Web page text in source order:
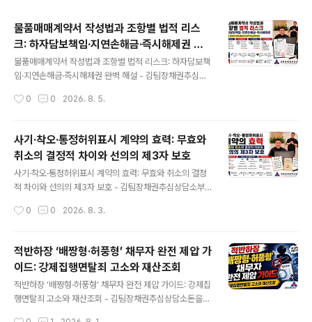
물품매매계약서 작성법과 조항별 법적 리스
크: 하자담보책임·지연손해금·즉시해제권 완
벽 해설
물품매매계약서 작성법과 조항별 법적 리스크: 하자담보책
임·지연손해금·즉시해제권 완벽 해설 - 김팀장채권추심상
서 한 줄이 미수금 발생 이후의 대응을 바꿉니다.품명과 수
가 적지 않습니다.인터넷에서 내려받은 물품매매계약서에
빈칸만 채웠다고 거래 위험이 사라지는 것도 아닙니다. 조
항의 의미를 이해하지 못한 상태에서 서명하면 매도인과
매수인 모두 예상하지 못한 책임을 부담할 수 있습니다.물
정, 검사와 인수 시점, 대금 지급기일, 하자처리 기준과 계
0 0 2026. 8. 5.
사기·착오·통정허위표시 계약의 효력: 무효와
취소의 결정적 차이와 선의의 제3자 보호
사기·착오·통정허위표시 계약의 효력: 무효와 취소의 결정
적 차이와 선의의 제3자 보호 - 김팀장채권추심상담소부
는 사실을 알게 되는 경우가 있습니다.계약서에는 실제 거
리기 위해 형식상 소유권만 지인에게 넘긴 사실이 드러나
기도 합니다.이때 계약에 문제가 있다는 이유만으로 모두
무효가 되는 것은 아닙니다.통정허위표시는 원칙적으로 무
효이지만, 사기와 착오로 체결한 계약은 취소권자가 취소
해야 효력이 사라집니다. 계약 목적물이 제3자에게 넘어갔
0 0 2026. 8. 3.
적반하장 ‘배짱형·허풍형’ 채무자 완전 제압 가
이드: 강제집행면탈죄 고소와 재산조회
적반하장 ‘배짱형·허풍형’ 채무자 완전 제압 가이드: 강제집
행면탈죄 고소와 재산조회 - 김팀장채권추심상담소돈을